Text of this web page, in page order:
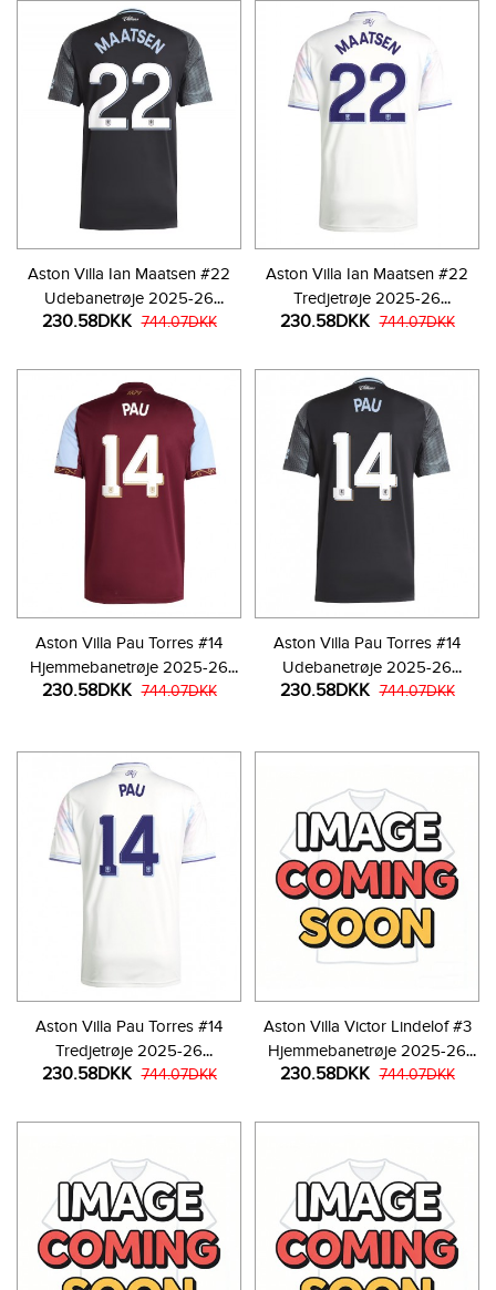
Aston Villa Ian Maatsen #22
Udebanetrøje 2025-26
Kortærmet
230.58DKK 744.07DKK
Aston Villa Ian Maatsen #22
Tredjetrøje 2025-26
Kortærmet
230.58DKK 744.07DKK
Aston Villa Pau Torres #14
Hjemmebanetrøje 2025-26
Kortærmet
230.58DKK 744.07DKK
Aston Villa Pau Torres #14
Udebanetrøje 2025-26
Kortærmet
230.58DKK 744.07DKK
Aston Villa Pau Torres #14
Tredjetrøje 2025-26
Kortærmet
230.58DKK 744.07DKK
Aston Villa Victor Lindelof #3
Hjemmebanetrøje 2025-26
Kortærmet
230.58DKK 744.07DKK